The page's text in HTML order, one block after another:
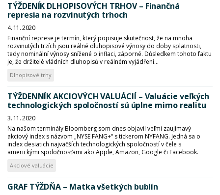
TÝŽDENÍK DLHOPISOVÝCH TRHOV – Finančná
represia na rozvinutých trhoch
4. 11. 2020
Finanční represe je termín, který popisuje skutečnost, že na mnoha
rozvinutých trzích jsou reálné dluhopisové výnosy do doby splatnosti,
tedy nominální výnosy snížené o inflaci, záporné. Důsledkem tohoto faktu
je, že držitelé vládních dluhopisů v reálném vyjádření...
Dlhopisové trhy
TÝŽDENNÍK AKCIOVÝCH VALUÁCIÍ – Valuácie veľkých
technologických spoločností sú úplne mimo realitu
3. 11. 2020
Na našom terminály Bloomberg som dnes objavil veľmi zaujímavý
akciový index s názvom „NYSE FANG+“ s tickerom NYFANG. Jedná sa o
index desiatich najväčších technologických spoločností v čele s
americkými spoločnosťami ako Apple, Amazon, Google či Facebook.
Akciové valuácie
GRAF TÝŽDŇA – Matka všetkých bublín